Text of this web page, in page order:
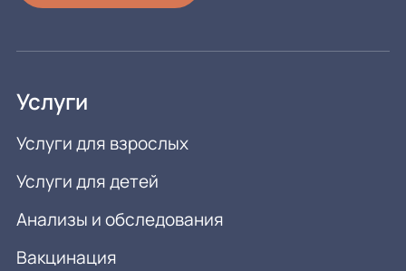
Услуги
Услуги для взрослых
Услуги для детей
Анализы и обследования
Вакцинация